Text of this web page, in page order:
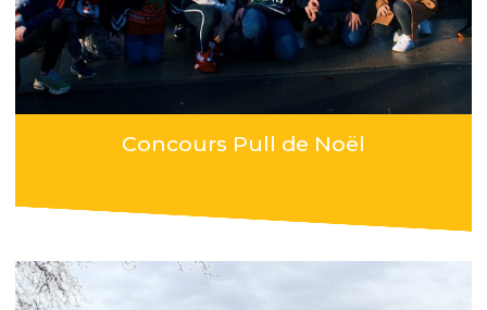
Concours Pull de Noël